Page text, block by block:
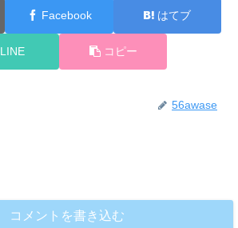
Facebook はてブ
LINE コピー
56awase
コメントを書き込む